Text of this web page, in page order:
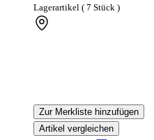
Lagerartikel ( 7 Stück )
Zur Merkliste hinzufügen
Artikel vergleichen